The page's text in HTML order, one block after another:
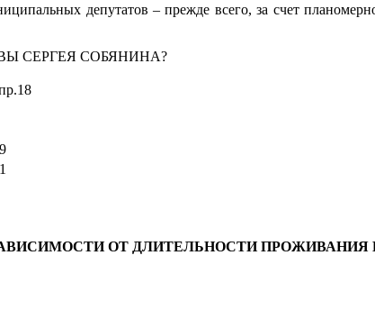
депутатов – прежде всего, за счет
СЕРГЕЯ СОБЯНИНА?
ОТ ДЛИТЕЛЬНОСТИ ПРОЖИВАНИЯ